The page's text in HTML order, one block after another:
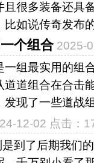
很多装备还具
如说传奇发布
个组合 2025-
组最实用的组
道组合在合击
现了一些道战
12-02 点击：
到了后期我们